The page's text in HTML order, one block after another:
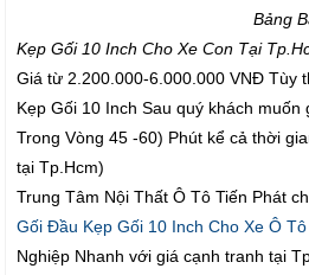
Bảng
Kẹp Gối 10 Inch Cho Xe Con Tại
Giá từ 2.200.000-6.000.000 VNĐ Tùy
Kẹp Gối 10 Inch Sau quý khách muốn
Trong Vòng 45 -60) Phút kể cả thời
tại Tp.Hcm)
Trung Tâm Nội Thất Ô Tô Tiến Phát
Gối Đầu Kẹp Gối 10 Inch Cho Xe Ô
Nghiệp Nhanh với giá cạnh tranh tại